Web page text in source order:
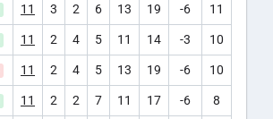
11 3 2 6 13 19 -6 11
11 2 4 5 11 14 -3 10
11 2 4 5 13 19 -6 10
11 2 2 7 11 17 -6 8